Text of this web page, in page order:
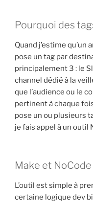
Pourquoi des
Quand j’estime qu’un
pose un tag par
principalement 3 : le
channel dédié à la
que l’audience ou le
pertinent à chaque
pose un ou plusieurs
je fais appel à un outil
Make et NoCode
L’outil est simple à
certaine logique dev